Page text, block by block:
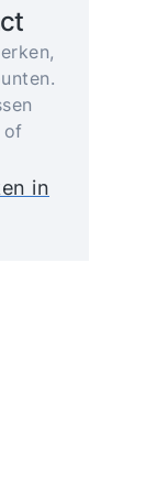
of
in